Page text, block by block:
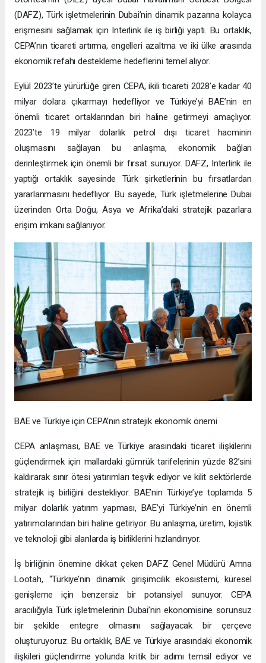
(DAFZ), Türk işletmelerinin Dubai’nin dinamik pazarına kolayca
erişmesini sağlamak için Interlink ile iş birliği yaptı. Bu ortaklık,
CEPA’nın ticareti artırma, engelleri azaltma ve iki ülke arasında
ekonomik refahı destekleme hedeflerini temel alıyor.
Eylül 2023’te yürürlüğe giren CEPA, ikili ticareti 2028’e kadar 40
milyar dolara çıkarmayı hedefliyor ve Türkiye’yi BAE’nin en
önemli ticaret ortaklarından biri haline getirmeyi amaçlıyor.
2023’te 19 milyar dolarlık petrol dışı ticaret hacminin
oluşmasını sağlayan bu anlaşma, ekonomik bağları
derinleştirmek için önemli bir fırsat sunuyor. DAFZ, Interlink ile
yaptığı ortaklık sayesinde Türk şirketlerinin bu fırsatlardan
yararlanmasını hedefliyor. Bu sayede, Türk işletmelerine Dubai
üzerinden Orta Doğu, Asya ve Afrika’daki stratejik pazarlara
erişim imkanı sağlanıyor.
BAE ve Türkiye için CEPA’nın stratejik ekonomik önemi
CEPA anlaşması, BAE ve Türkiye arasındaki ticaret ilişkilerini
güçlendirmek için mallardaki gümrük tarifelerinin yüzde 82’sini
kaldırarak sınır ötesi yatırımları teşvik ediyor ve kilit sektörlerde
stratejik iş birliğini destekliyor. BAE’nin Türkiye’ye toplamda 5
milyar dolarlık yatırım yapması, BAE’yi Türkiye’nin en önemli
yatırımcılarından biri haline getiriyor. Bu anlaşma, üretim, lojistik
ve teknoloji gibi alanlarda iş birliklerini hızlandırıyor.
İş birliğinin önemine dikkat çeken DAFZ Genel Müdürü Amna
Lootah, “Türkiye’nin dinamik girişimcilik ekosistemi, küresel
genişleme için benzersiz bir potansiyel sunuyor. CEPA
aracılığıyla Türk işletmelerinin Dubai’nin ekonomisine sorunsuz
bir şekilde entegre olmasını sağlayacak bir çerçeve
oluşturuyoruz. Bu ortaklık, BAE ve Türkiye arasındaki ekonomik
ilişkileri güçlendirme yolunda kritik bir adımı temsil ediyor ve